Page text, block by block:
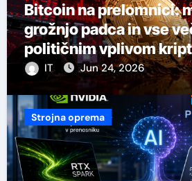
Bitcoin na prelomnici:
grožnjo padca in vse
političnim vplivom
IT Jun 24, 2026
Strojna oprema